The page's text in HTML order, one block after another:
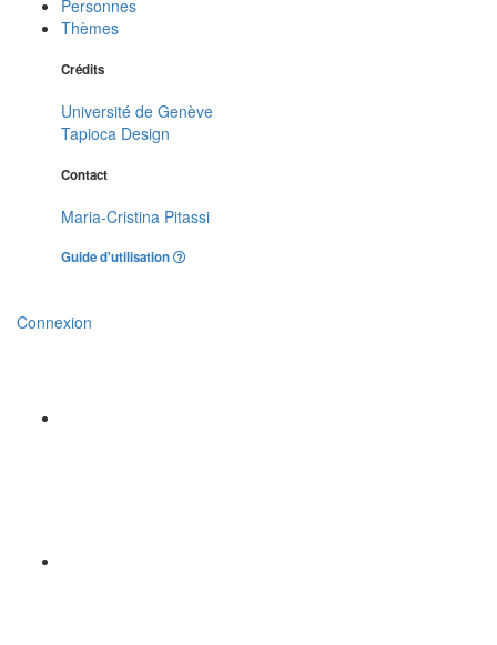
Personnes
Thèmes
Crédits
Université de Genève
Tapioca Design
Contact
Maria-Cristina Pitassi
Guide d'utilisation
Connexion